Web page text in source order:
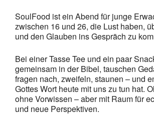
SoulFood ist ein Abend für junge
zwischen 16 und 26, die Lust haben,
und den Glauben ins Gespräch zu
Bei einer Tasse Tee und ein paar
gemeinsam in der Bibel, tauschen
fragen nach, zweifeln, staunen – und
Gottes Wort heute mit uns zu tun hat.
ohne Vorwissen – aber mit Raum für
und neue Perspektiven.